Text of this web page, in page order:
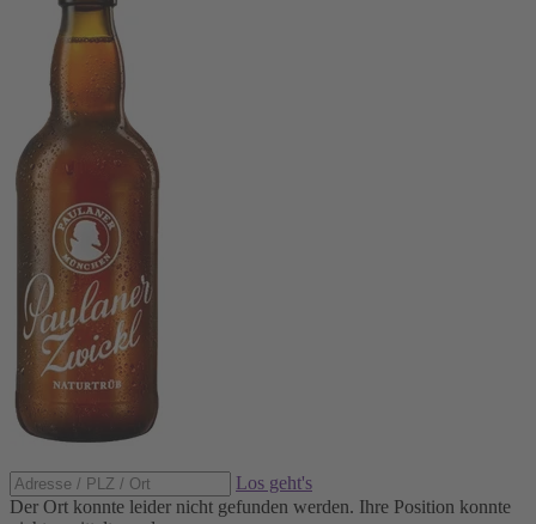
Los geht's
Der Ort konnte leider nicht gefunden werden. Ihre Position konnte